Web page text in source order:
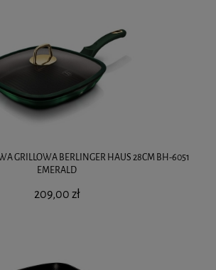
GRILLOWA BERLINGER HAUS 28CM BH-6051
EMERALD
209,00 zł